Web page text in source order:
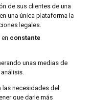
de sus clientes de una
una única plataforma la
legales.
en constante
unas medias de
las necesidades del
que darle más